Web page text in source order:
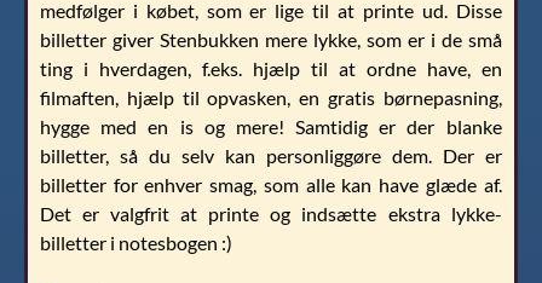
medfølger i købet, som er lige til at printe ud. Disse
billetter giver Stenbukken mere lykke, som er i de små
ting i hverdagen, f.eks. hjælp til at ordne have, en
filmaften, hjælp til opvasken, en gratis børnepasning,
hygge med en is og mere! Samtidig er der blanke
billetter, så du selv kan personliggøre dem. Der er
billetter for enhver smag, som alle kan have glæde af.
Det er valgfrit at printe og indsætte ekstra lykke-
billetter i notesbogen :)